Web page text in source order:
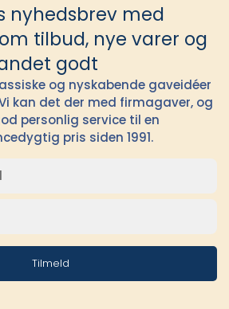
nyhedsbrev med
tilbud, nye varer og
godt
og nyskabende gaveidéer
kan det der med firmagaver, og
personlig service til en
pris siden 1991.
Tilmeld